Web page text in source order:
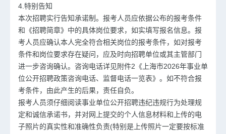
4.特别告知
本次招聘实行告知承诺制。报考人员应依据公布的报考条件
和《招聘简章》中的具体岗位要求，如实填写报名信息。报
考人员应确认本人完全符合相关岗位的报考条件，如对报考
条件和岗位要求存在疑问，应及时向招聘单位或其主管部门
进一步咨询确认。咨询电话详见附件2《上海市2026年事业单
位公开招聘政策咨询电话、监督电话一览表》。如不符合报
考条件，由此产生的后果，责任自负。
报考人员须仔细阅读事业单位公开招聘违纪违规行为处理规
定和诚信承诺书，并对网上提交的个人信息材料和上传的电
子照片的真实性和准确性负责(特别是上传照片一定要按标准